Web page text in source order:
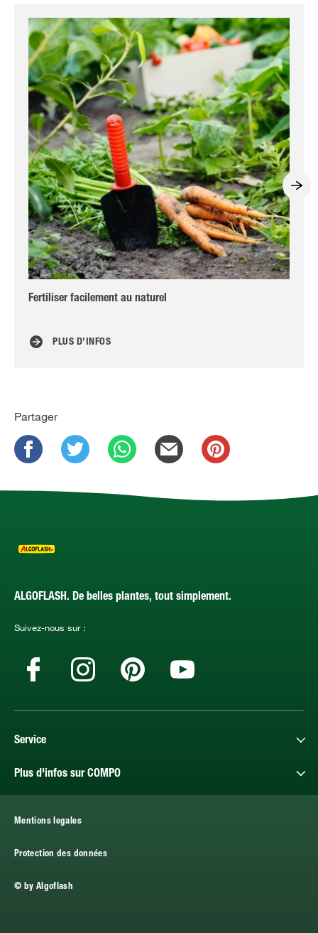
Fertiliser facilement au naturel
PLUS D’INFOS
Partager
ALGOFLASH. De belles plantes, tout simplement.
Suivez-nous sur :
Service
Plus d'infos sur COMPO
Mentions legales
Protection des données
© by Algoflash